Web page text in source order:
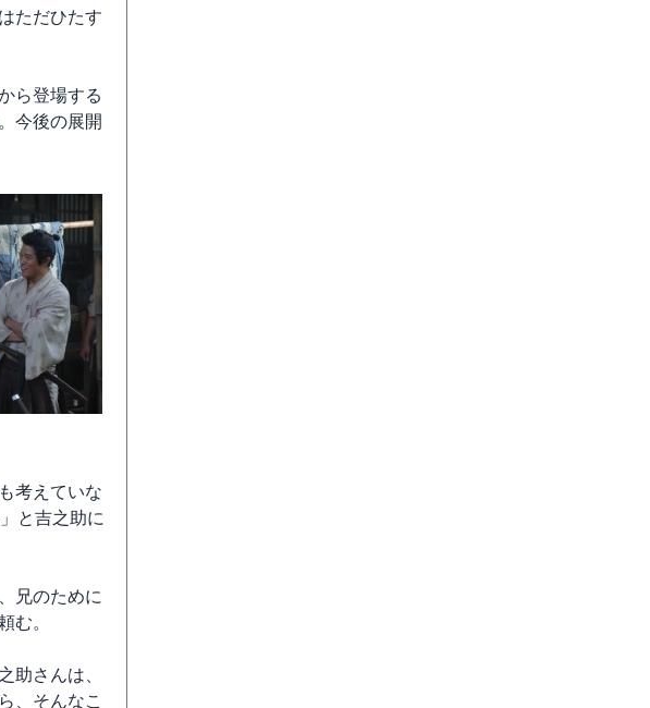
ただひたす
ら登場する
今後の展開
考えていな
と吉之助に
兄のために
む。
助さんは、
、そんなこ